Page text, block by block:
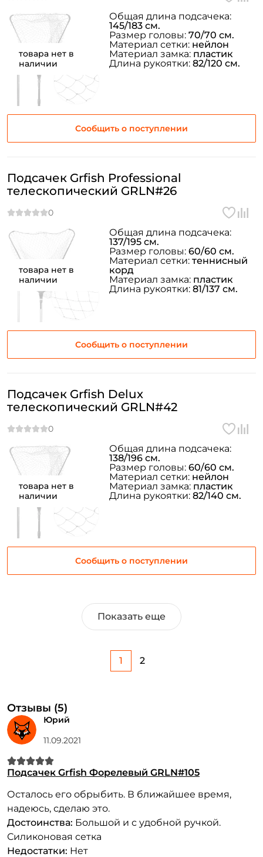
товара нет в
наличии
Сообщить о поступлении
Общая длина подсачека:
145/183 см.
Размер головы: 70/70 см.
Материал сетки: нейлон
Материал замка: пластик
Длина рукоятки: 82/120 см.
товара нет в
наличии
Подсачек Grfish Professional
телескопический GRLN#26
Сообщить о поступлении
Общая длина подсачека:
137/195 см.
Размер головы: 60/60 см.
Материал сетки: теннисный
корд
Материал замка: пластик
Длина рукоятки: 81/137 см.
товара нет в
наличии
Подсачек Grfish Delux
телескопический GRLN#42
Сообщить о поступлении
Общая длина подсачека:
138/196 см.
Размер головы: 60/60 см.
Материал сетки: нейлон
Материал замка: пластик
Длина рукоятки: 82/140 см.
Показать еще
1 2
Отзывы (5)
Юрий
11.09.2021
Подсачек Grfish Форелевый GRLN#105
Осталось его обрыбить. В ближайшее время,
надеюсь, сделаю это.
Достоинства: Большой и с удобной ручкой.
Силиконовая сетка
Недостатки: Нет